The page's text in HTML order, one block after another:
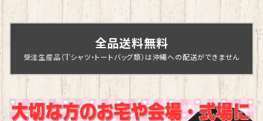
全品送料無料
受注生産品（Tシャツ・トートバッグ類）は沖縄への配送ができません